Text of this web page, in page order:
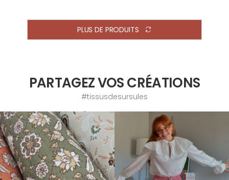
PLUS DE PRODUITS
PARTAGEZ VOS CRÉATIONS
#tissusdesursules